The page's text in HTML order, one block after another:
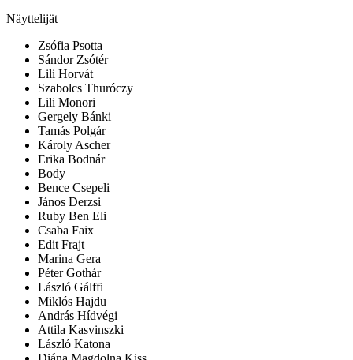
Näyttelijät
Zsófia Psotta
Sándor Zsótér
Lili Horvát
Szabolcs Thuróczy
Lili Monori
Gergely Bánki
Tamás Polgár
Károly Ascher
Erika Bodnár
Body
Bence Csepeli
János Derzsi
Ruby Ben Eli
Csaba Faix
Edit Frajt
Marina Gera
Péter Gothár
László Gálffi
Miklós Hajdu
András Hídvégi
Attila Kasvinszki
László Katona